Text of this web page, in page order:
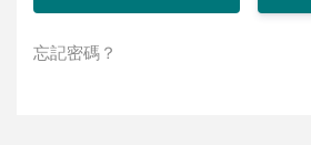
忘記密碼？